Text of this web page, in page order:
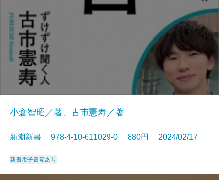
小倉智昭／著、古市憲寿／著
新潮新書 978-4-10-611029-0 880円 2024/02/17
新書電子書籍あり